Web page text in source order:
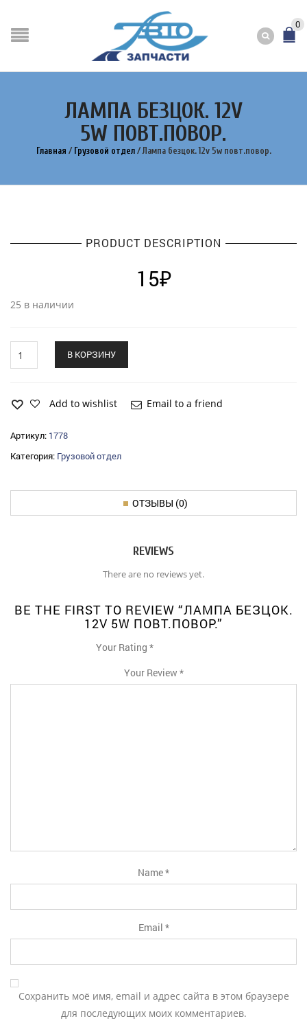
0
ЛАМПА БЕЗЦОК. 12V
5W ПОВТ.ПОВОР.
Главная / Грузовой отдел / Лампа безцок. 12v 5w повт.повор.
PRODUCT DESCRIPTION
15₽
25 в наличии
безцок.
повт.повор.
В КОРЗИНУ
Add to wishlist Email to a friend
Артикул: 1778
Категория: Грузовой отдел
ОТЗЫВЫ (0)
REVIEWS
There are no reviews yet.
BE THE FIRST TO REVIEW “ЛАМПА БЕЗЦОК.
12V 5W ПОВТ.ПОВОР.”
Your Rating *
1 4
Your Review *
Name*
Email *
Сохранить моё имя, email и адрес сайта в этом браузере
для последующих моих комментариев.